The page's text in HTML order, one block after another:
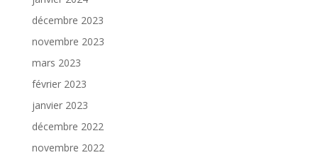
décembre 2023
novembre 2023
mars 2023
février 2023
janvier 2023
décembre 2022
novembre 2022